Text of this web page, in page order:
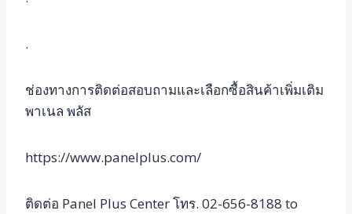
.
ช่องทางการติดต่อสอบถามและเลือกซื้อสินค้าเพิ่มเติม
พาเนล พลัส
https://www.panelplus.com/
ติดต่อ Panel Plus Center โทร. 02-656-8188 to